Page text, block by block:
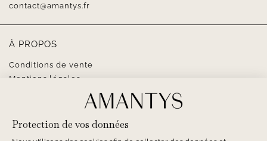
contact@amantys.fr
À PROPOS
Conditions de vente
Mentions légales
SUIVEZ-NOUS